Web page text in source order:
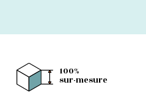
100%
sur-mesure